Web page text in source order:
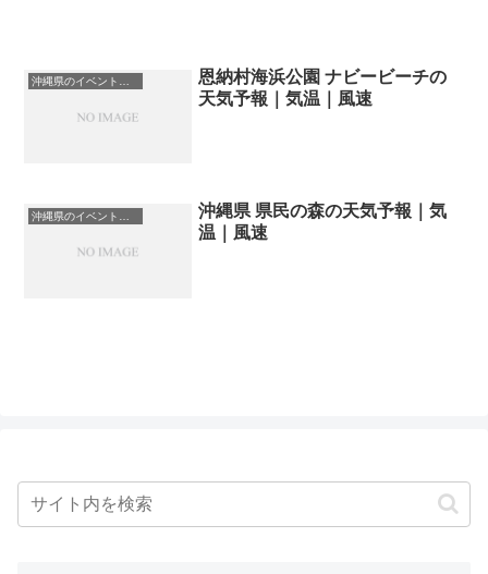
恩納村海浜公園 ナビービーチの
天気予報｜気温｜風速
沖縄県 県民の森の天気予報｜気
温｜風速